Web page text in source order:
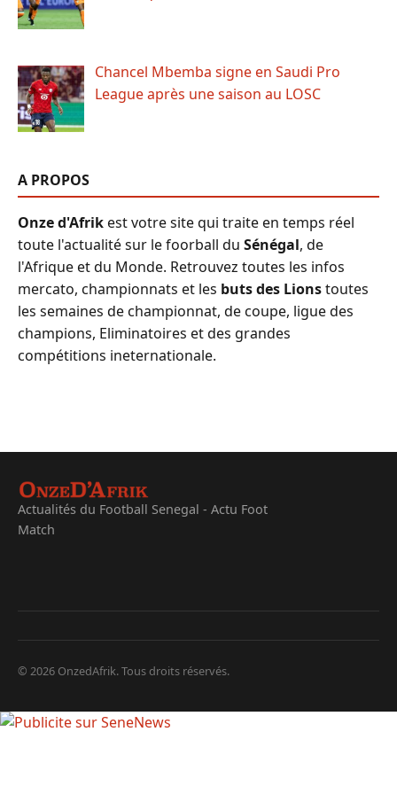
Chancel Mbemba signe en Saudi Pro
League après une saison au LOSC
A PROPOS
Onze d'Afrikest votre site qui traite en temps réel
toute l'actualité sur le foorball du Sénégal, de
l'Afrique et du Monde. Retrouvez toutes les infos
mercato, championnats et les buts des Lionstoutes
les semaines de championnat, de coupe, ligue des
champions, Eliminatoires et des grandes
compétitions ineternationale.
Actualités du Football Senegal - Actu Foot
Match
© 2026 OnzedAfrik. Tous droits réservés.